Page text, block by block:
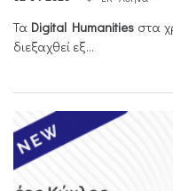
Τα Digital Humanities στα
διεξαχθεί εξ...